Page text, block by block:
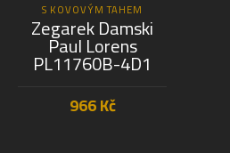
S KOVOVÝM TAHEM
Zegarek Damski
Paul Lorens
PL11760B-4D1
966Kč